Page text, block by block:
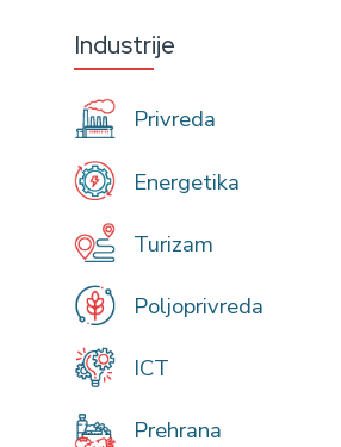
Industrije
Privreda
Energetika
Turizam
Poljoprivreda
ICT
Prehrana